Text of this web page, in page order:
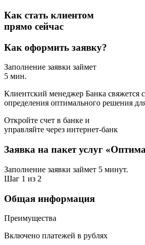
Как стать клиентом
прямо сейчас
Как оформить заявку?
Заполнение заявки займет
5 мин.
Клиентский менеджер Банка свяжется
определения оптимального решения
Откройте счет в банке и
управляйте через интернет-банк
Заявка на пакет услуг
Заполнение заявки займет 5 минут.
Шаг 1 из 2
Общая информация
Преимущества
Включено платежей в рублях